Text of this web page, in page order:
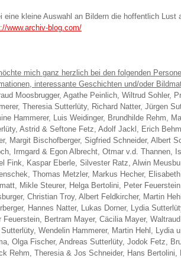
eine kleine Auswahl an Bildern die hoffentlich Lust
www.archiv-blog.com/
mich ganz herzlich bei den folgenden
interessante Geschichten und/oder
Moosbrugger, Agathe Peinlich, Wiltrud Sohler,
Theresia Sutterlüty, Richard Natter, Jürgen
Hammerer, Luis Weidinger, Brundhilde Rehm,
Astrid & Seftone Fetz, Adolf Jackl, Erich
Margit Bischofberger, Sigfried Schneider, Albert
Irmgard & Egon Albrecht, Otmar v.d. Thannen,
Fink, Kaspar Eberle, Silvester Ratz, Alwin
Thomas Metzler, Markus Hecher,
Mikle Steurer, Helga Bertolini, Peter
Christian Troy, Albert Feldkircher, Martin
Hannes Natter, Lukas Dorner, Lydia
Feuerstein, Bertram Mayer, Cäcilia Mayer,
Sutterlüty, Wendelin Hammerer, Martin Hehl, Lydia
Olga Fischer, Andreas Sutterlüty, Jodok Fetz,
Rehm, Theresia & Jos Schneider, Hans Bertolini,